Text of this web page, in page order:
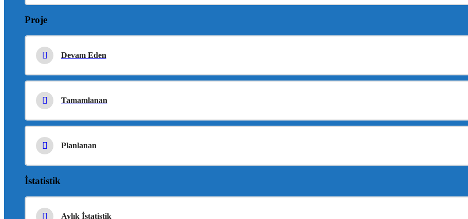
Proje
Devam Eden
Tamamlanan
Planlanan
İstatistik
Aylık İstatistik